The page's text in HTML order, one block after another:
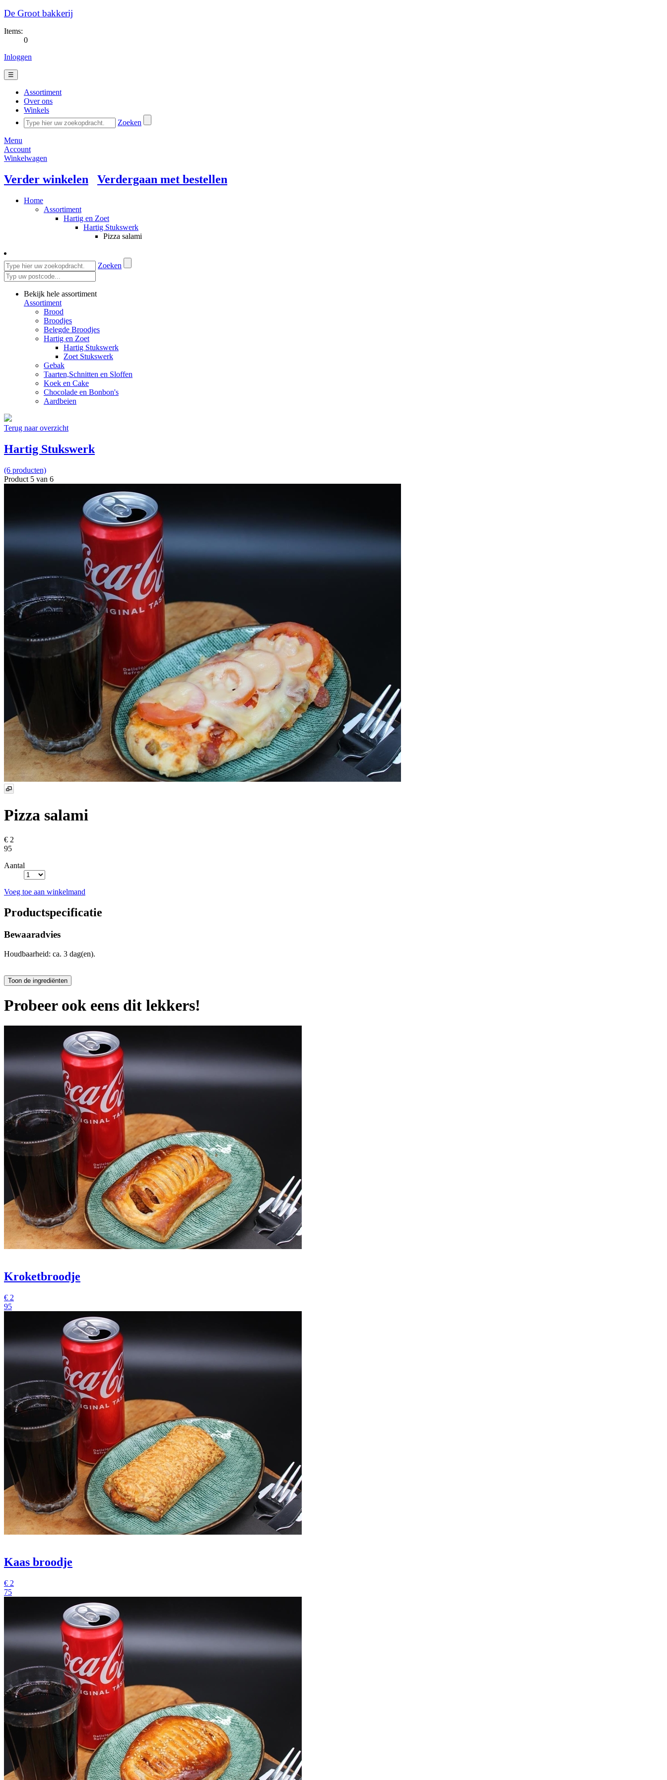
De Groot bakkerij
Items:
0
Inloggen
☰
Assortiment
Over ons
Winkels
Zoeken
Menu
Account
Winkelwagen
Verder winkelen Verdergaan met bestellen
Home
Assortiment
Hartig en Zoet
Hartig Stukswerk
Pizza salami
Zoeken
Bekijk hele assortiment
Assortiment
Brood
Broodjes
Belegde Broodjes
Hartig en Zoet
Hartig Stukswerk
Zoet Stukswerk
Gebak
Taarten,Schnitten en Sloffen
Koek en Cake
Chocolade en Bonbon's
Aardbeien
Terug naar overzicht
Hartig Stukswerk
(6 producten)
Product 5 van 6
Pizza salami
€ 2
95
Aantal
Voeg toe aan winkelmand
Productspecificatie
Bewaaradvies
Houdbaarheid: ca. 3 dag(en).
Probeer ook eens dit lekkers!
Kroketbroodje
€ 2
95
Kaas broodje
€ 2
75